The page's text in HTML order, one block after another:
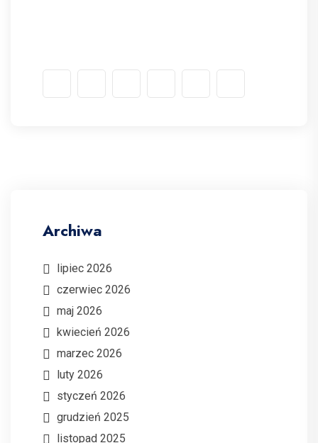
Archiwa
lipiec 2026
czerwiec 2026
maj 2026
kwiecień 2026
marzec 2026
luty 2026
styczeń 2026
grudzień 2025
listopad 2025